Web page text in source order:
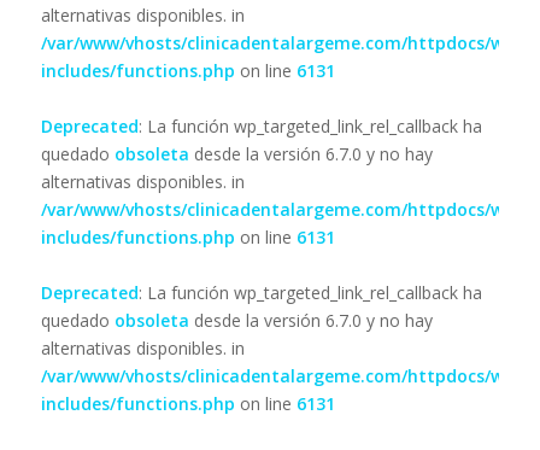
alternativas disponibles. in
/var/www/vhosts/clinicadentalargeme.com/httpdocs/wp-
includes/functions.php on line 6131
Deprecated: La función wp_targeted_link_rel_callback ha
quedado obsoleta desde la versión 6.7.0 y no hay
alternativas disponibles. in
/var/www/vhosts/clinicadentalargeme.com/httpdocs/wp-
includes/functions.php on line 6131
Deprecated: La función wp_targeted_link_rel_callback ha
quedado obsoleta desde la versión 6.7.0 y no hay
alternativas disponibles. in
/var/www/vhosts/clinicadentalargeme.com/httpdocs/wp-
includes/functions.php on line 6131